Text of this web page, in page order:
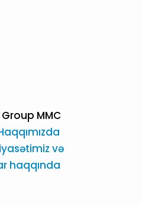
MMC
və
haqqında